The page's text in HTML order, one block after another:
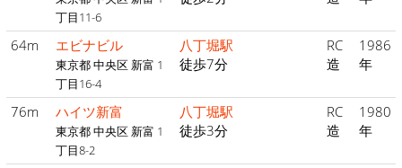
丁目11-6
64m エビナビル
東京都 中央区 新富 1
丁目16-4
八丁堀駅
徒歩7分
RC
造
1986
年
76m ハイツ新富
東京都 中央区 新富 1
丁目8-2
八丁堀駅
徒歩3分
RC
造
1980
年